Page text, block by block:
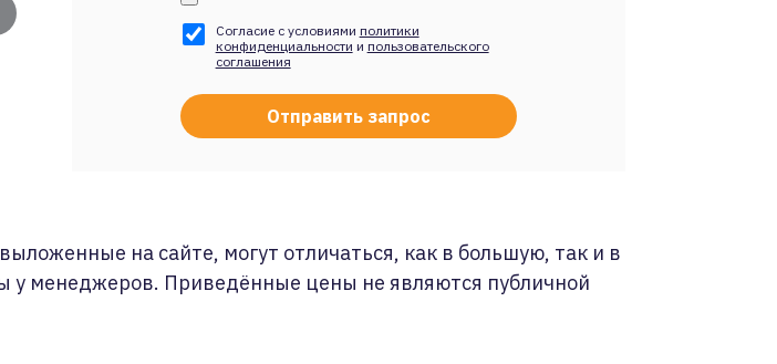
Согласие с условиями политики
конфиденциальности и пользовательского
соглашения
на сайте, могут отличаться, как в большую, так и в
у менеджеров. Приведённые цены не являются публичной